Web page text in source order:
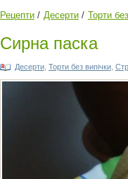
Рецепти Десерти Торти
Сирна паска
Десерти, Торти без випічки,